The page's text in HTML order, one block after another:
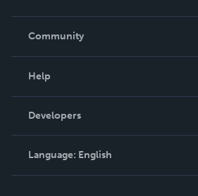
In The News
Community
Podcast
Help
Order Lookup
Knowledge Base
Contact Support
Developers
Language: English